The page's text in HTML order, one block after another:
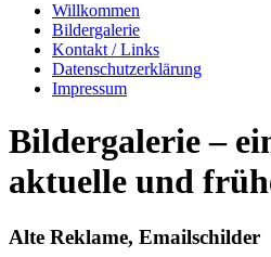
Willkommen
Bildergalerie
Kontakt / Links
Datenschutzerklärung
Impressum
Bildergalerie –
aktuelle und
Alte Reklame, Emailschilder